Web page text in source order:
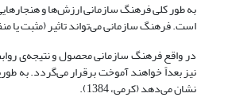
به طور کلی فرهنگ سازمانی ارزش‌ها و
است. فرهنگ سازمانی می‌تواند تاثیر (مثبت یا
در واقع فرهنگ سازمانی محصول و نتیجه‌ی
نیز بعداً خواهند آموخت برقرار می‌گردد. به
نشان می‌دهد (کرمی، 1384).